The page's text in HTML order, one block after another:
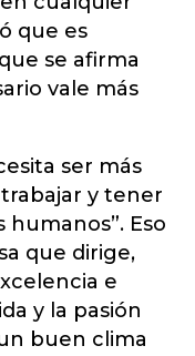
que es
se afirma
vale más
ser más
y tener
Eso
que dirige,
e
y la pasión
buen clima